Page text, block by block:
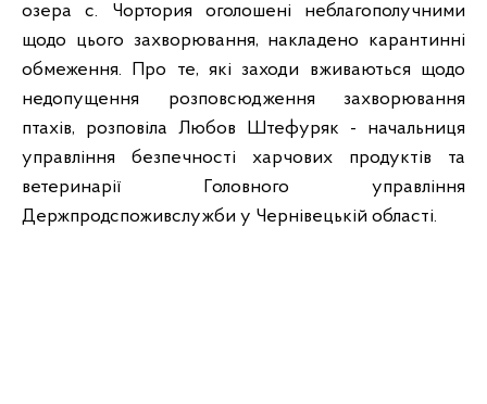
озера с. Чортория оголошені неблагополучними
щодо цього захворювання, накладено карантинні
обмеження. Про те, які заходи вживаються щодо
недопущення розповсюдження захворювання
птахів, розповіла Любов Штефуряк - начальниця
управління безпечності харчових продуктів та
ветеринарії Головного управління
Держпродспоживслужби у Чернівецькій області.